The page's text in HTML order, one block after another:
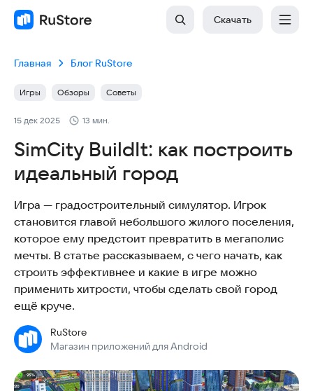
Скачать
Главная Блог RuStore
Игры Обзоры Советы
15 дек 2025 13 мин.
SimCity BuildIt: как построить
идеальный город
Игра — градостроительный симулятор. Игрок
становится главой небольшого жилого поселения,
которое ему предстоит превратить в мегаполис
мечты. В статье рассказываем, с чего начать, как
строить эффективнее и какие в игре можно
применить хитрости, чтобы сделать свой город
ещё круче.
RuStore
Магазин приложений для Android